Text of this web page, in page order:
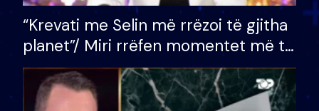
“Krevati me Selin më rrëzoi të gjitha
planet”/ Miri rrëfen momentet më të
bukura në shtëpinë e BB VIP: Do më
mungojë zilja e mëngjesit kur…